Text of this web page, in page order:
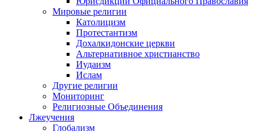
Мировые религии
Католицизм
Протестантизм
Дохалкидонские церкви
Альтернативное христианство
Иудаизм
Ислам
Другие религии
Мониторинг
Религиозные Объединения
Лжеучения
Глобализм